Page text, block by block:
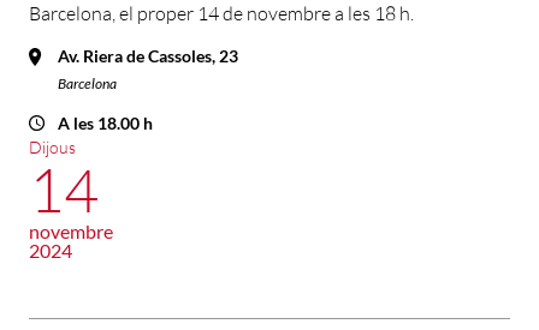
Barcelona, el proper 14 de novembre a les 18 h.
Av. Riera de Cassoles, 23
Barcelona
A les 18.00 h
Dijous
14
novembre
2024